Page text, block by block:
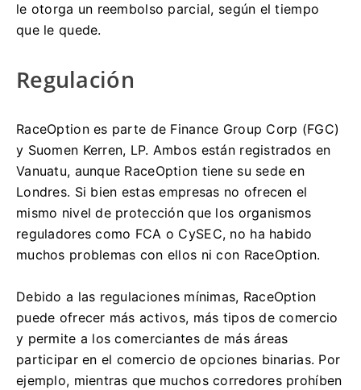
le otorga un reembolso parcial, según el tiempo
que le quede.
Regulación
RaceOption es parte de Finance Group Corp (FGC)
y Suomen Kerren, LP. Ambos están registrados en
Vanuatu, aunque RaceOption tiene su sede en
Londres. Si bien estas empresas no ofrecen el
mismo nivel de protección que los organismos
reguladores como FCA o CySEC, no ha habido
muchos problemas con ellos ni con RaceOption.
Debido a las regulaciones mínimas, RaceOption
puede ofrecer más activos, más tipos de comercio
y permite a los comerciantes de más áreas
participar en el comercio de opciones binarias. Por
ejemplo, mientras que muchos corredores prohíben